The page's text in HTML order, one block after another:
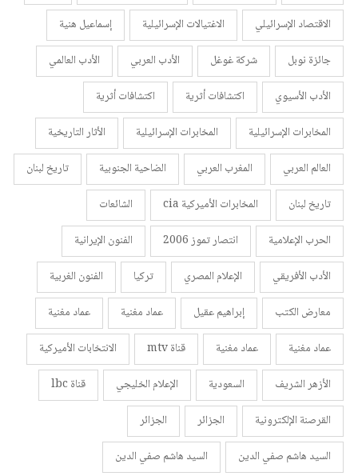
الاقتصاد الإسرائيلي
الاغتيالات الإسرائيلية
إسماعيل هنية
جائزة نوبل
شركة غوغل الأدب العربي
الأدب العالمي
الأدب الأسيوي
اكتشافات أثرية
اكتشافات أثرية
المخابرات الإسرائيلية
المخابرات الإسرائيلية
الأثار التاريخية
العالم العربي
المغرب العربي الضاحية الجنوبية
تاريخ لبنان
تاريخ لبنان
المخابرات الأميركية cia
الشائعات
الحرب الإعلامية
انتصار تموز 2006
الفنون الإيرانية
الأدب الأفريقي
الإعلام المصري تركيا
الفنون الغربية
معارض الكتب
إبراهيم عقيل عماد مغنية
عماد مغنية
عماد مغنية
عماد مغنية قناة mtv
الانتخابات الأميركية
الأزهر الشريف
السعودية الإعلام الخليجي
قناة lbc
القرصنة الإلكترونية
الجزائر
الجزائر
السيد هاشم صفي الدين
السيد هاشم صفي الدين